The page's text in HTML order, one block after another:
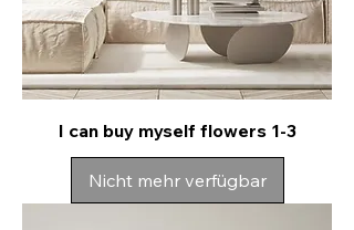
I can buy myself flowers 1-3
Nicht mehr verfügbar